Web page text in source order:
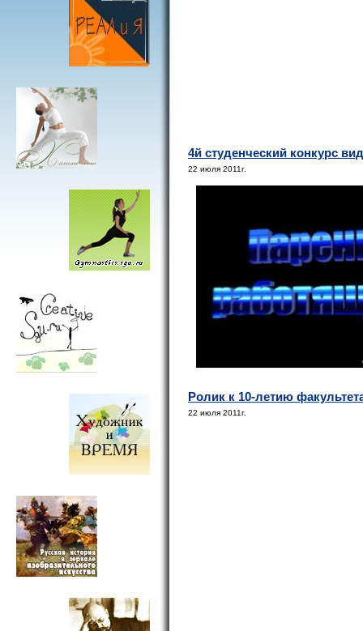
4й студенческий конкурс
22 июля 2011г.
Ролик к 10-летию
22 июля 2011г.